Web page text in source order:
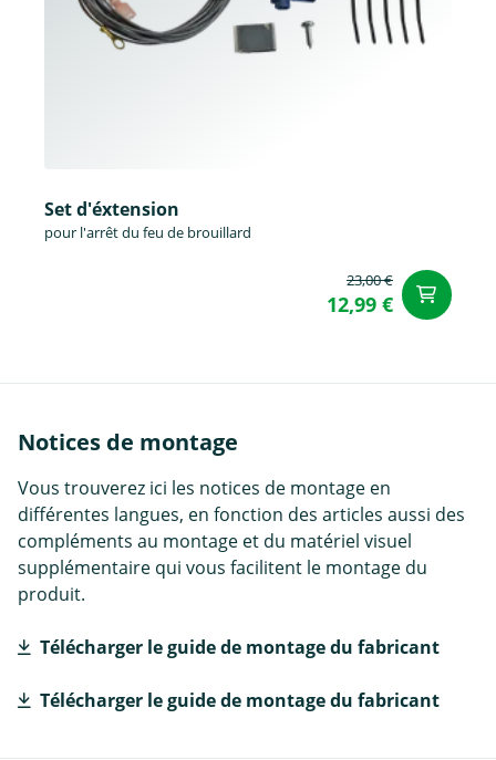
Set d'éxtension
pour l'arrêt du feu de brouillard
23,00 €
12,99 €
Notices de montage
Vous trouverez ici les notices de montage en
différentes langues, en fonction des articles aussi des
compléments au montage et du matériel visuel
supplémentaire qui vous facilitent le montage du
produit.
Télécharger le guide de montage du fabricant
Télécharger le guide de montage du fabricant